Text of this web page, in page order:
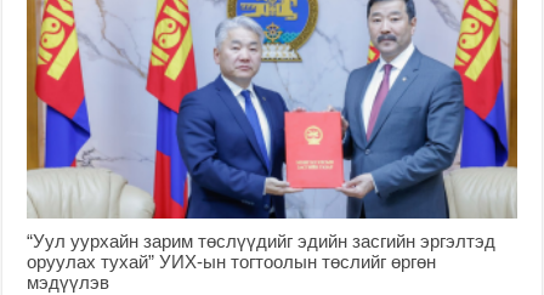
“Уул уурхайн зарим төслүүдийг эдийн засгийн эргэлтэд
оруулах тухай” УИХ-ын тогтоолын төслийг өргөн
мэдүүлэв